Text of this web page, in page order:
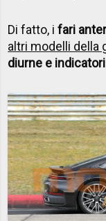
Di fatto, ifari
altri modelli della
diurne e